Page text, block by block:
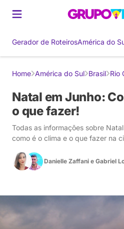
Gerador de RoteirosAmérica do
Home América do Sul Brasil Rio
Natal em Junho:
o que fazer!
Todas as informações sobre
como é o clima e o que fazer na
Danielle Zaffani e Gabriel